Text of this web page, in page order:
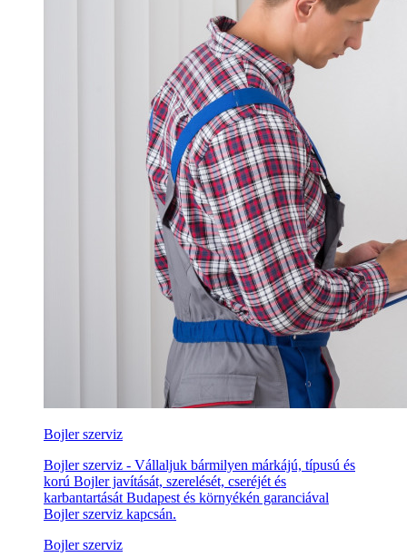
Bojler szerviz
Bojler szerviz - Vállaljuk bármilyen márkájú, típusú és
korú Bojler javítását, szerelését, cseréjét és
karbantartását Budapest és környékén garanciával
Bojler szerviz kapcsán.
Bojler szerviz